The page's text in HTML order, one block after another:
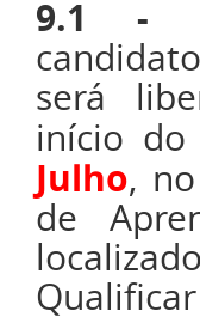
9.1 -
será
início do
Julho,
de
Qualificar